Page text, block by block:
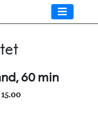
60 min